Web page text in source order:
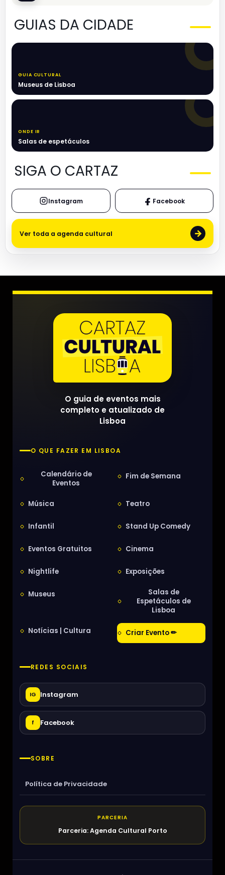
GUIAS DA CIDADE
GUIA CULTURAL
Museus de Lisboa
ONDE IR
Salas de espetáculos
SIGA O CARTAZ
Instagram Facebook
Ver toda a agenda cultural →
O guia de eventos mais
completo e atualizado de
Lisboa
O QUE FAZER EM LISBOA
Calendário de
Eventos
Fim de Semana
Música Teatro
Infantil Stand Up Comedy
Eventos Gratuitos Cinema
Nightlife Exposições
Museus
Salas de
Espetáculos de
Lisboa
Notícias | Cultura Criar Evento ✏
REDES SOCIAIS
IG Instagram
f Facebook
SOBRE
Política de Privacidade
PARCERIA
Parceria: Agenda Cultural Porto